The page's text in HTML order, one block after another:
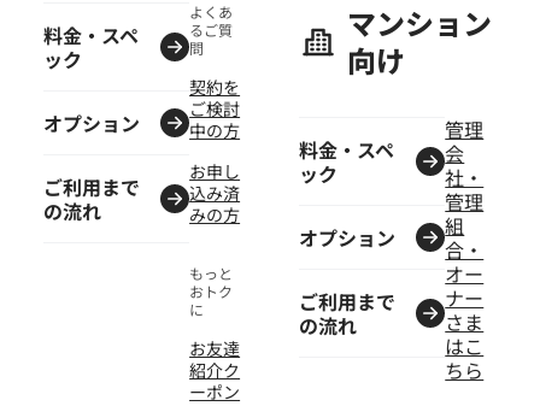
料金・スペ
ック
オプション
ご利用まで
の流れ
よくあ
るご質
問
契約を
ご検討
中の方
お申し
込み済
みの方
もっと
おトク
に
お友達
紹介ク
ーポン
マンション
向け
料金・スペ
ック
オプション
ご利用まで
の流れ
管理
会
社・
管理
組
合・
オー
ナー
さま
はこ
ちら